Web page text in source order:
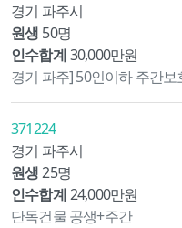
경기 파주시
원생 50명
인수합계30,000만원
경기 파주] 50인이하 주간
371224
경기 파주시
원생 25명
인수합계24,000만원
단독건물 공생+주간